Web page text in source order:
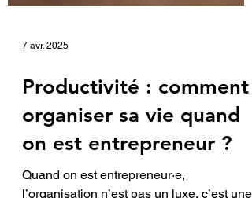
7 avr. 2025
Productivité : comment
organiser sa vie quand
on est entrepreneur ?